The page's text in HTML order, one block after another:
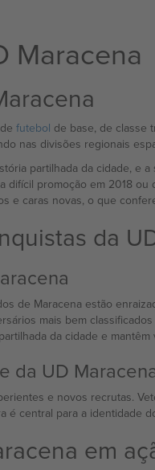
Maracena
futebol de base, de classe
nas divisões regionais
partilhada da cidade, e
difícil promoção em 2018
e caras novas, o que
da
de Maracena estão
mais bem
da cidade e
da UD
e novos recrutas.
é central para a identidade
em